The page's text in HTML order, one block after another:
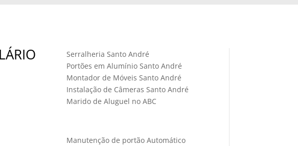
Serralheria Santo André
Portões em Alumínio Santo André
Montador de Móveis Santo André
Instalação de Câmeras Santo André
Marido de Aluguel no ABC
Manutenção de portão Automático